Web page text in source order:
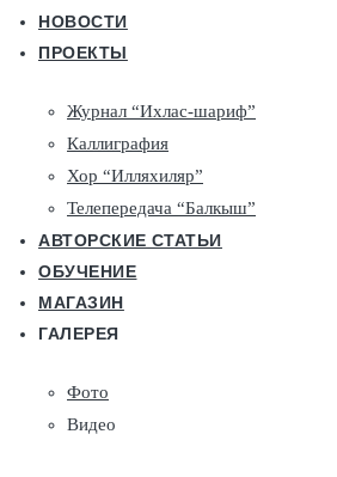
НОВОСТИ
ПРОЕКТЫ
Журнал “Ихлас-шариф”
Каллиграфия
Хор “Илляхиляр”
Телепередача “Балкыш”
АВТОРСКИЕ СТАТЬИ
ОБУЧЕНИЕ
МАГАЗИН
ГАЛЕРЕЯ
Фото
Видео